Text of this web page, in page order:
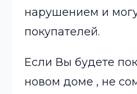
нарушением и
покупателей.
Если Вы будете
новом доме , не